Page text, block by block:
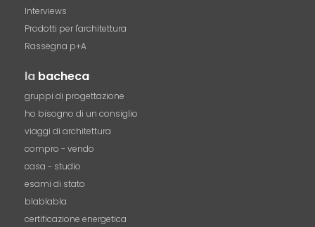
Interviews
Prodotti per l'architettura
Rassegna p+A
la bacheca
gruppi di progettazione
ho bisogno di un consiglio
viaggi di architettura
compro - vendo
casa - studio
esami di stato
blablabla
certificazione energetica